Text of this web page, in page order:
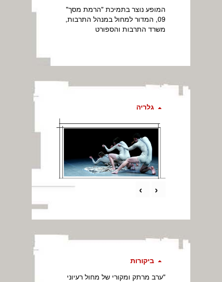
המופע נוצר בתמיכת "הרמת מסך"
09, המדור למחול במנהל התרבות,
משרד התרבות והספורט
גלריה
‹
›
ביקורות
"ערב מרתק ומקורי של מחול רעיוני